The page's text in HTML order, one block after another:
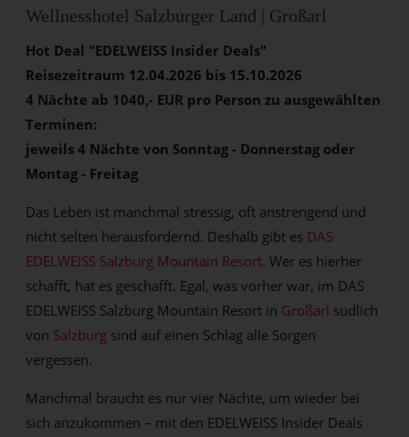
Wellnesshotel Salzburger Land | Großarl
Hot Deal "EDELWEISS Insider Deals"
Reisezeitraum 12.04.2026 bis 15.10.2026
4 Nächte ab 1040,- EUR pro Person zu ausgewählten
Terminen:
jeweils 4 Nächte von Sonntag - Donnerstag oder
Montag - Freitag
Das Leben ist manchmal stressig, oft anstrengend und
nicht selten herausfordernd. Deshalb gibt es DAS
EDELWEISS Salzburg Mountain Resort. Wer es hierher
schafft, hat es geschafft. Egal, was vorher war, im DAS
EDELWEISS Salzburg Mountain Resort in Großarl südlich
von Salzburg sind auf einen Schlag alle Sorgen
vergessen.
Manchmal braucht es nur vier Nächte, um wieder bei
sich anzukommen – mit den EDELWEISS Insider Deals